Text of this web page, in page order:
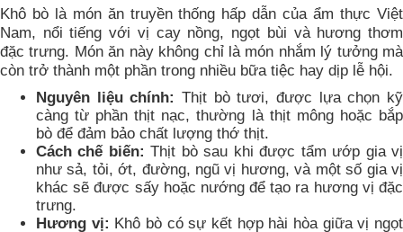
Khô bò là món ăn truyền thống hấp dẫn của ẩm thực Việt
Nam, nổi tiếng với vị cay nồng, ngọt bùi và hương thơm
đặc trưng. Món ăn này không chỉ là món nhắm lý tưởng mà
còn trở thành một phần trong nhiều bữa tiệc hay dịp lễ hội.
Nguyên liệu chính: Thịt bò tươi, được lựa chọn kỹ
càng từ phần thịt nạc, thường là thịt mông hoặc bắp
bò để đảm bảo chất lượng thớ thịt.
Cách chế biến: Thịt bò sau khi được tẩm ướp gia vị
như sả, tỏi, ớt, đường, ngũ vị hương, và một số gia vị
khác sẽ được sấy hoặc nướng để tạo ra hương vị đặc
trưng.
Hương vị: Khô bò có sự kết hợp hài hòa giữa vị ngọt